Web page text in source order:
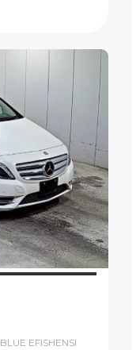
EFISHENSI